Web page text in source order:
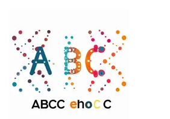
contenu
(Pressez
Entrée)